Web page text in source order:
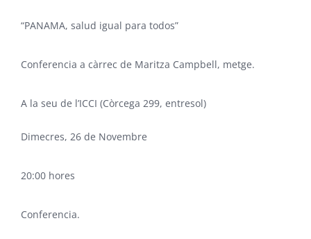
“PANAMA, salud igual para todos”
Conferencia a càrrec de Maritza Campbell, metge.
A la seu de l’ICCI (Còrcega 299, entresol)
Dimecres, 26 de Novembre
20:00 hores
Conferencia.